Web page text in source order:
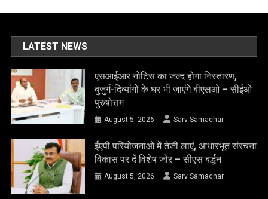
LATEST NEWS
एसआईआर नोटिस का जल्द होगा निस्तारण,
बुजुर्ग-दिव्यांगों के घर भी जाएंगे बीएलओ – सीईओ
पुरुषोत्तम
August 5, 2026 Sarv Samachar
ईएपी परियोजनाओं में तेजी लाएं, आधारभूत संरचना
विकास पर दें विशेष जोर – सीएस बर्द्धन
August 5, 2026 Sarv Samachar